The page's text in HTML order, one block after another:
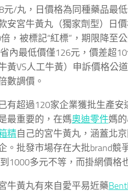
/丸，日價格為同種藥品最低
安宮牛黃丸（獨家劑型）日
，被標記“紅標”，期限降至
內最低價僅126元，價差超
黃VS人工牛黃）申訴價格公
數調價。
有超過120家企業獲批生產安
最重要的，在媽奧迪零件媽
精自己的宮牛黃丸，涵蓋北
。批發市場存在大批brand競
1000多元不等，而掛網價格
牛黃丸有來自愛平易近藥